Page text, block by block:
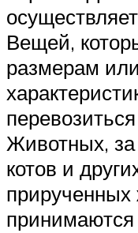
Вещей,
размерам
Животных,
котов и
прирученных
принимаются